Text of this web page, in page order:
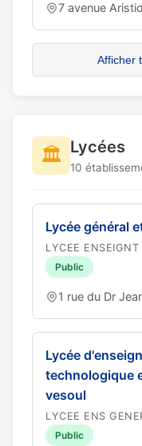
7 avenue
Afficher
🏛️ Lycées
10
Lycée général
LYCEE
Public
1 rue du Dr
Lycée
technologique
vesoul
LYCEE ENS
Public